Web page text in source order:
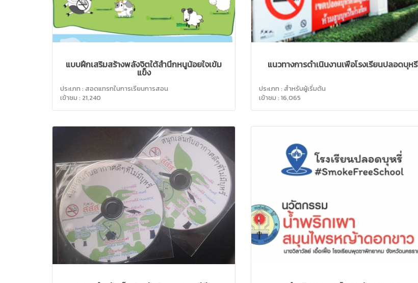
แบบฝึกเสริมสร้างพลังจิตใต้สำนึกหนูน้อยใจเข้ม
แข็ง
ประเภท : สอดแทรกในการเรียนการสอน
เข้าชม : 21,240
แนวทางการดำเนินงานเพื่อโรงเรียนปลอดบุหรี่
ประเภท : สำหรับผู้เริ่มต้น
เข้าชม : 16,065